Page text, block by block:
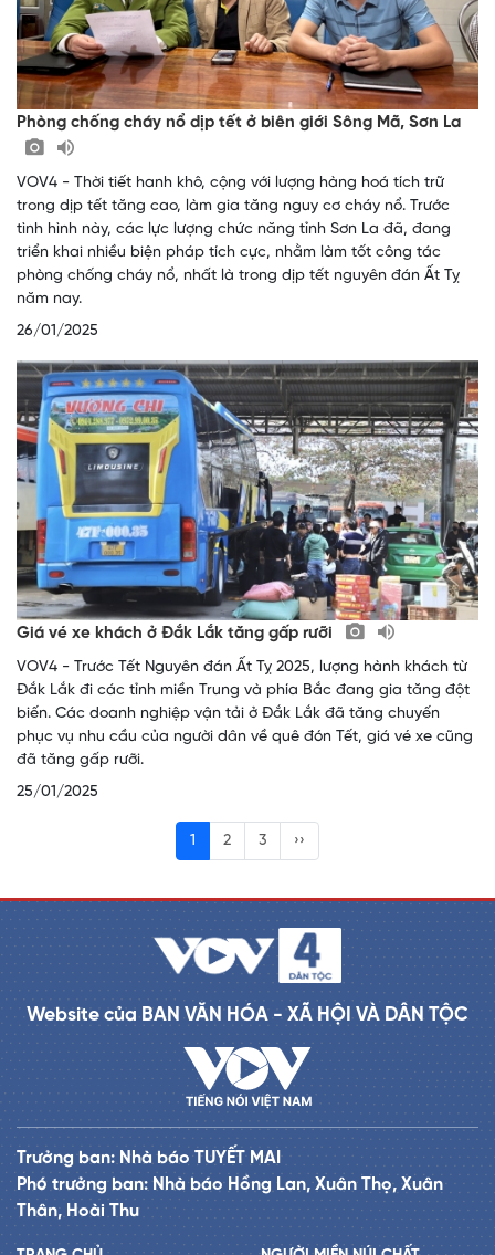
Phòng chống cháy nổ dịp tết ở biên giới Sông Mã, Sơn La
VOV4 - Thời tiết hanh khô, cộng với lượng hàng hoá tích trữ
trong dịp tết tăng cao, làm gia tăng nguy cơ cháy nổ. Trước
tình hình này, các lực lượng chức năng tỉnh Sơn La đã, đang
triển khai nhiều biện pháp tích cực, nhằm làm tốt công tác
phòng chống cháy nổ, nhất là trong dịp tết nguyên đán Ất Tỵ
năm nay.
26/01/2025
Giá vé xe khách ở Đắk Lắk tăng gấp rưỡi
VOV4 - Trước Tết Nguyên đán Ất Tỵ 2025, lượng hành khách từ
Đắk Lắk đi các tỉnh miền Trung và phía Bắc đang gia tăng đột
biến. Các doanh nghiệp vận tải ở Đắk Lắk đã tăng chuyến
phục vụ nhu cầu của người dân về quê đón Tết, giá vé xe cũng
đã tăng gấp rưỡi.
25/01/2025
1 2 3 ››
Website của BAN VĂN HÓA - XÃ HỘI VÀ DÂN TỘC
Trưởng ban: Nhà báo TUYẾT MAI
Phó trưởng ban: Nhà báo Hồng Lan, Xuân Thọ, Xuân
Thân, Hoài Thu